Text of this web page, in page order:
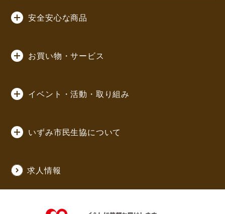
安全安心な商品
お買い物・サービス
イベント・活動・取り組み
いずみ市民生協について
求人情報